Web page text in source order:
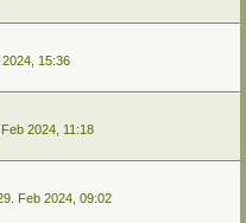
15:36
2024, 11:18
Feb 2024, 09:02